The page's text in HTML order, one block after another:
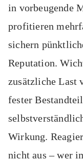
in vorbeugende
profitieren
sichern
Reputation.
zusätzliche Last
fester
Wirkung.
nicht aus – wer